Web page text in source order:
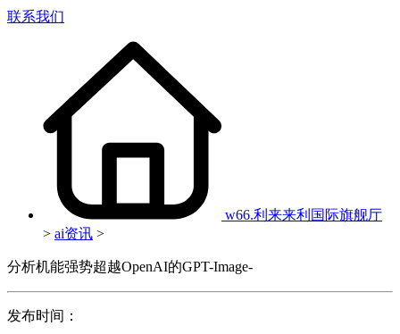
联系我们
w66.利来来利国际旗舰厅
> ai资讯 >
分析机能强势超越OpenAI的GPT-Image-
发布时间：